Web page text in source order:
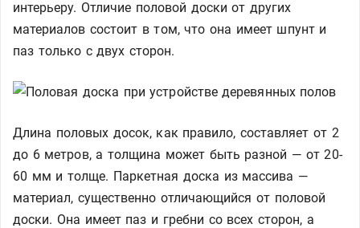
интерьеру. Отличие половой доски от других
материалов состоит в том, что она имеет шпунт и
паз только с двух сторон.
Длина половых досок, как правило, составляет от 2
до 6 метров, а толщина может быть разной — от 20-
60 мм и толще. Паркетная доска из массива —
материал, существенно отличающийся от половой
доски. Она имеет паз и гребни со всех сторон, а